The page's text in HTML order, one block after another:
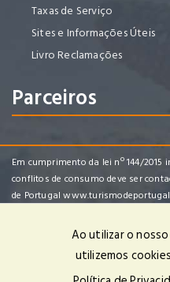
Taxas de Serviço
Sites e Informações Úteis
Livro Reclamações
Parceiros
Em cumprimento da lei nº 144/
conflitos de consumo deve ser
de Portugal
Vouviajar, Lda | RNAVT 7452 |
Ao utilizar o
utilizemos